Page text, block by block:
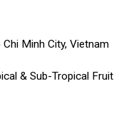
Minh City, Vietnam
& Sub-Tropical Fruit